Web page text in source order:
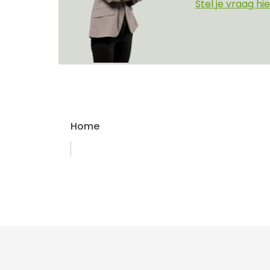
Stel je vraag
Home